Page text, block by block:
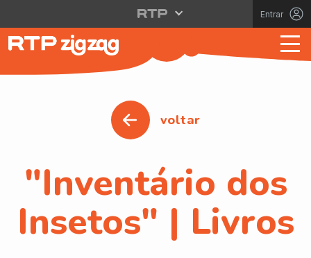
Entrar
voltar
"Inventário dos
Insetos" | Livros